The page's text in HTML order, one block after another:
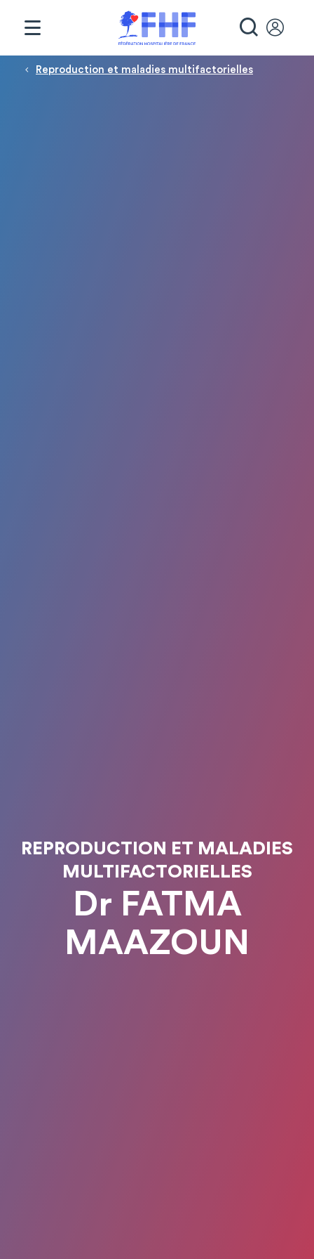
Fil d'Ariane
Reproduction et maladies multifactorielles
REPRODUCTION ET MALADIES
MULTIFACTORIELLES
Dr FATMA
MAAZOUN
Panneau de gestion des cookies